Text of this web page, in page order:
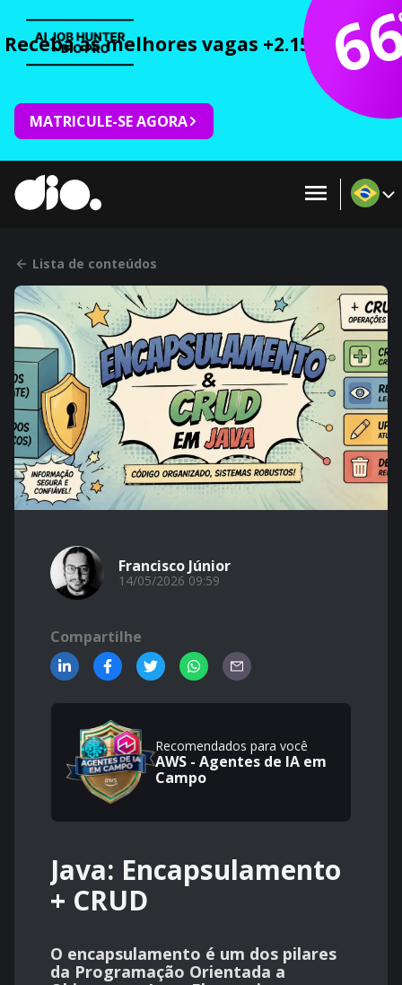
Receba as melhores vagas +2.150 cursos
MATRICULE-SE AGORA
Lista de conteúdos
Francisco Júnior
14/05/2026 09:59
Compartilhe
Recomendados para você
AWS - Agentes de IA em
Campo
Java: Encapsulamento
+ CRUD
O encapsulamento é um dos pilares
da Programação Orientada a